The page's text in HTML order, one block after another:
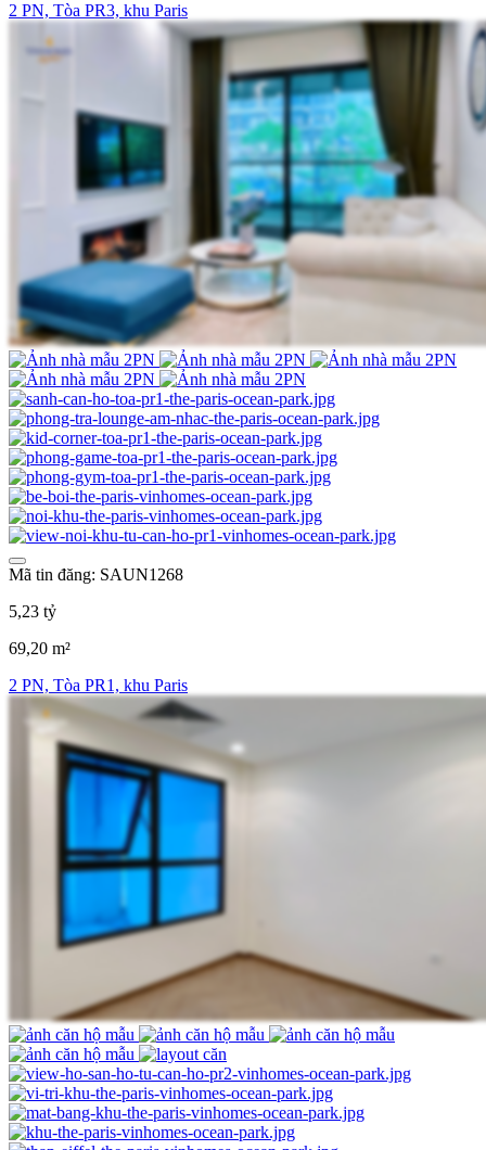
2 PN, Tòa PR3, khu Paris
Mã tin đăng: SAUN1268
5,23 tỷ
69,20 m²
2 PN, Tòa PR1, khu Paris